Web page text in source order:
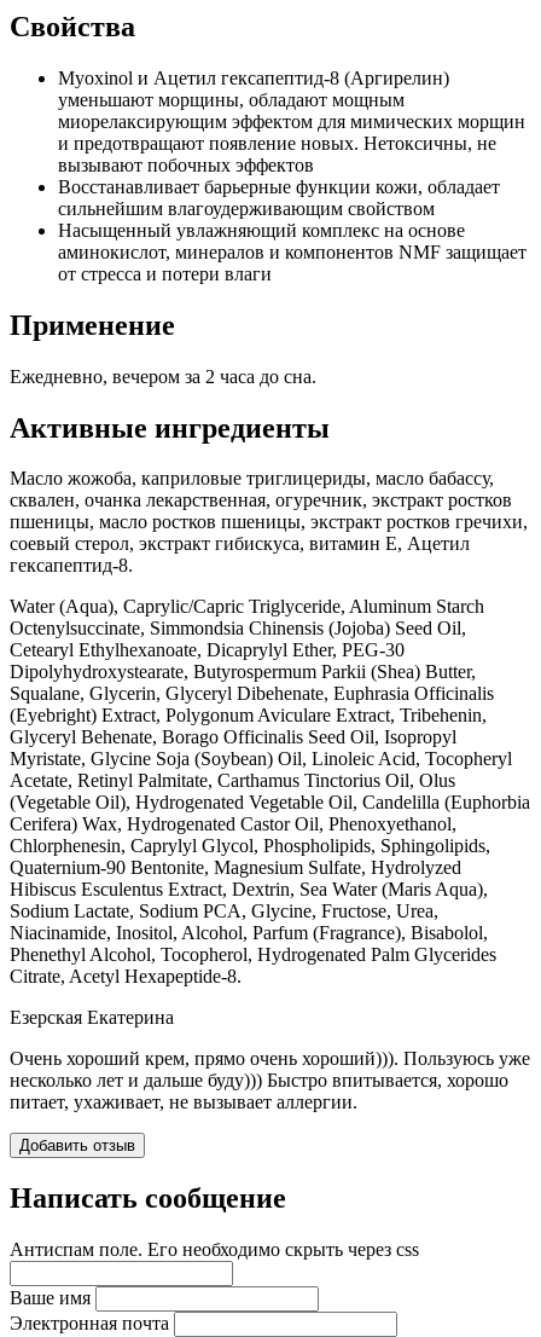
Свойства
Myoxinol и Ацетил гексапептид-8 (Аргирелин)
уменьшают морщины, обладают мощным
миорелаксирующим эффектом для мимических морщин
и предотвращают появление новых. Нетоксичны, не
вызывают побочных эффектов
Восстанавливает барьерные функции кожи, обладает
сильнейшим влагоудерживающим свойством
Насыщенный увлажняющий комплекс на основе
аминокислот, минералов и компонентов NMF защищает
от стресса и потери влаги
Применение
Ежедневно, вечером за 2 часа до сна.
Активные ингредиенты
Масло жожоба, каприловые триглицериды, масло бабассу,
сквален, очанка лекарственная, огуречник, экстракт ростков
пшеницы, масло ростков пшеницы, экстракт ростков гречихи,
соевый стерол, экстракт гибискуса, витамин Е, Ацетил
гексапептид-8.
Water (Aqua), Caprylic/Capric Triglyceride, Aluminum Starch
Octenylsuccinate, Simmondsia Chinensis (Jojoba) Seed Oil,
Cetearyl Ethylhexanoate, Dicaprylyl Ether, PEG-30
Dipolyhydroxystearate, Butyrospermum Parkii (Shea) Butter,
Squalane, Glycerin, Glyceryl Dibehenate, Euphrasia Officinalis
(Eyebright) Extract, Polygonum Aviculare Extract, Tribehenin,
Glyceryl Behenate, Borago Officinalis Seed Oil, Isopropyl
Myristate, Glycine Soja (Soybean) Oil, Linoleic Acid, Tocopheryl
Acetate, Retinyl Palmitate, Carthamus Tinctorius Oil, Olus
(Vegetable Oil), Hydrogenated Vegetable Oil, Candelilla (Euphorbia
Cerifera) Wax, Hydrogenated Castor Oil, Phenoxyethanol,
Chlorphenesin, Caprylyl Glycol, Phospholipids, Sphingolipids,
Quaternium-90 Bentonite, Magnesium Sulfate, Hydrolyzed
Hibiscus Esculentus Extract, Dextrin, Sea Water (Maris Aqua),
Sodium Lactate, Sodium PCA, Glycine, Fructose, Urea,
Niacinamide, Inositol, Alcohol, Parfum (Fragrance), Bisabolol,
Phenethyl Alcohol, Tocopherol, Hydrogenated Palm Glycerides
Citrate, Acetyl Hexapeptide-8.
Езерская Екатерина
Очень хороший крем, прямо очень хороший))). Пользуюсь уже
несколько лет и дальше буду))) Быстро впитывается, хорошо
питает, ухаживает, не вызывает аллергии.
Добавить отзыв
Написать сообщение
Антиспам поле. Его необходимо скрыть через css
Ваше имя
Электронная почта